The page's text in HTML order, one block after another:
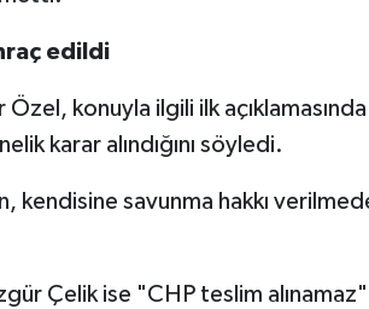
edildi
Özel, konuyla ilgili ilk
karar alındığını söyledi.
kendisine savunma hakkı
Çelik ise "CHP teslim